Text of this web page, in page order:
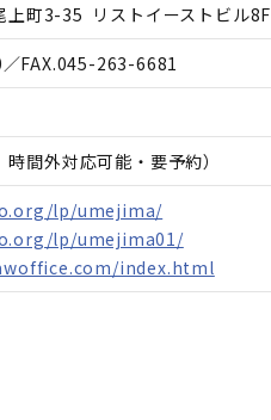
上町3-35 リストイーストビル8F
／FAX.045-263-6681
間外対応可能・要予約）
lp/umejima/
lp/umejima01/
index.html